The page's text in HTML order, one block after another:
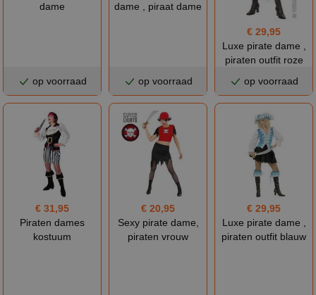
dame
op voorraad
dame , piraat dame
op voorraad
€ 29,95
Luxe pirate dame ,
piraten outfit roze
op voorraad
€ 31,95
Piraten dames
kostuum
€ 20,95
Sexy pirate dame,
piraten vrouw
€ 29,95
Luxe pirate dame ,
piraten outfit blauw